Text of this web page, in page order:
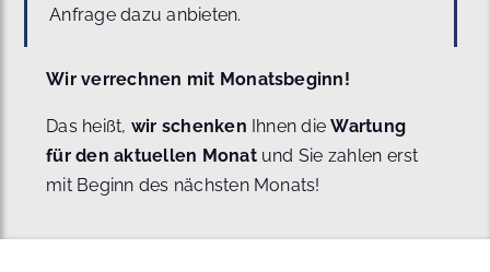
Anfrage dazu anbieten.
Wir verrechnen mit Monatsbeginn!
Das heißt, wir schenken Ihnen dieWartung
für den aktuellen Monat und Sie zahlen erst
mit Beginn des nächsten Monats!